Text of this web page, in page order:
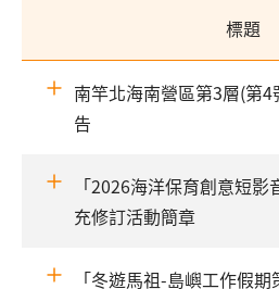
標題
南竿北海南營區第3層(第
告
「2026海洋保育創意短
充修訂活動簡章
「冬遊馬祖-島嶼工作假期